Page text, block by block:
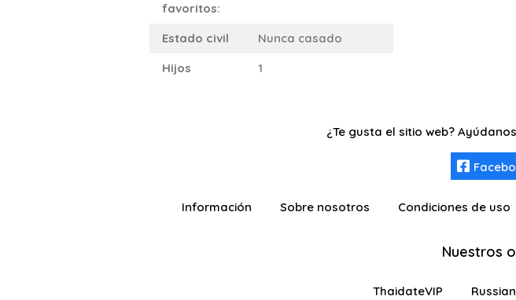
favoritos:
Estado civil
Nunca casado
Hijos
1
¿Te gusta el sitio web?
Información Sobre nosotros Condiciones de uso
Nuestros
ThaidateVIP